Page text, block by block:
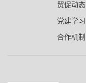
贸促动态
党建学习
合作机制